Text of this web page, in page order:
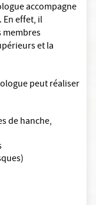
accompagne
effet, il
membres
et la
peut réaliser
de hanche,